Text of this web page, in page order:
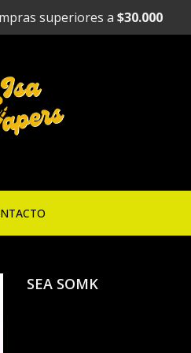
superiores a $30.000
SEA SOMK